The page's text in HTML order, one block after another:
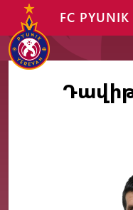
FC PYUNIK